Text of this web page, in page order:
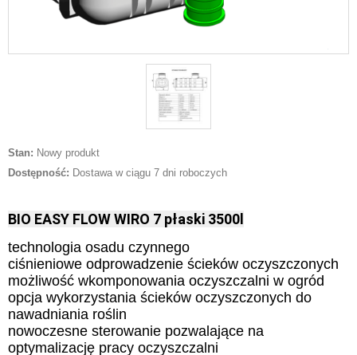
Stan: Nowy produkt
Dostępność: Dostawa w ciągu 7 dni roboczych
BIO EASY FLOW WIRO 7 płaski 3500l
technologia osadu czynnego
ciśnieniowe odprowadzenie ścieków oczyszczonych
możliwość wkomponowania oczyszczalni w ogród
opcja wykorzystania ścieków oczyszczonych do
nawadniania roślin
nowoczesne sterowanie pozwalające na
optymalizację pracy oczyszczalni